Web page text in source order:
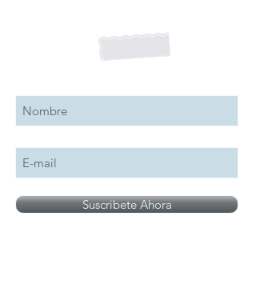
Suscribete Ahora